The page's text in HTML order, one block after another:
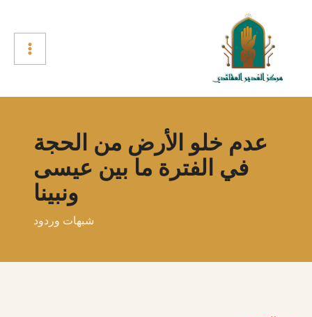
عدم خلو الأرض من الحجة
في الفترة ما بين عيسى
ونبينا
شبهات وردود